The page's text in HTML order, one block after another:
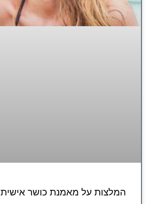
המלצות על מאמנת כושר אישית